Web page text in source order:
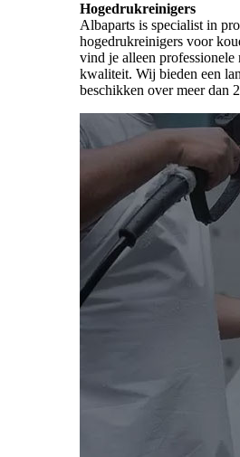
Hogedrukreinigers
Albaparts is specialist in
hogedrukreinigers voor
vind je alleen
kwaliteit. Wij bieden een
beschikken over meer dan